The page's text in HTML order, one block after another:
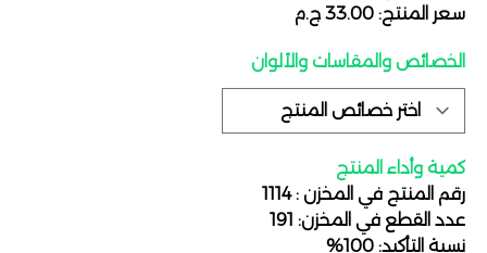
سعر المنتج: 33.00 ج.م
الخصائص والمقاسات والألوان
كمية وأداء المنتج
رقم المنتج في المخزن : 1114
عدد القطع في المخزن: 191
نسبة التأكيد: 100%